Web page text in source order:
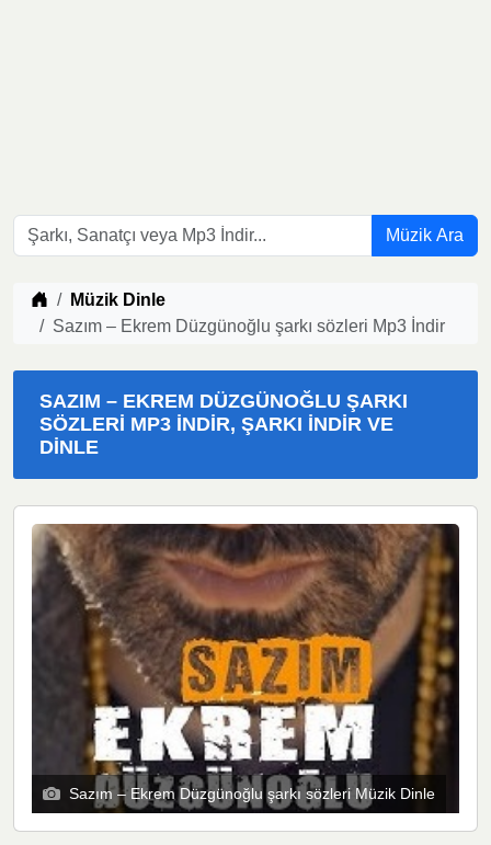
Müzik Ara
Müzik indir
Müzik Dinle
Sazım – Ekrem Düzgünoğlu şarkı sözleri Mp3 İndir
SAZIM – EKREM DÜZGÜNOĞLU ŞARKI
SÖZLERI MP3 İNDIR, ŞARKI İNDIR VE
DINLE
Sazım – Ekrem Düzgünoğlu şarkı sözleri Müzik Dinle